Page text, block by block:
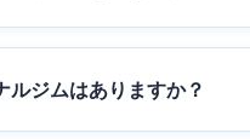
ルジムはありますか？